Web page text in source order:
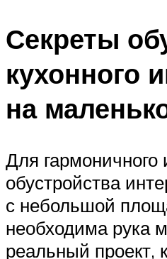
Секреты
кухонного
на
Для гармоничного
обустройства
с небольшой
необходима рука
реальный проект,